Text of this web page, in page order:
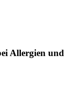
Allergien und